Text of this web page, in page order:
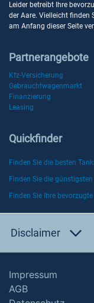
Leider betreibt Ihre
der Aare. Vielleicht finden
am Anfang dieser Seite
Partnerangebote
Kfz-Versicherung
Gebrauchtwagenmarkt
Finanzierung
Leasing
Quickfinder
Finden Sie die besten
Finden Sie die
Finden Sie Ihre
Disclaimer
Impressum
AGB